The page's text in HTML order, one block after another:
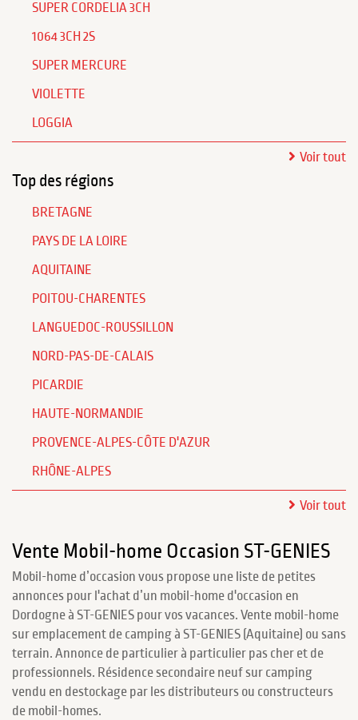
SUPER CORDELIA 3CH
1064 3CH 2S
SUPER MERCURE
VIOLETTE
LOGGIA
Voir tout
Top des régions
BRETAGNE
PAYS DE LA LOIRE
AQUITAINE
POITOU-CHARENTES
LANGUEDOC-ROUSSILLON
NORD-PAS-DE-CALAIS
PICARDIE
HAUTE-NORMANDIE
PROVENCE-ALPES-CÔTE D'AZUR
RHÔNE-ALPES
Voir tout
Vente Mobil-home Occasion ST-GENIES
Mobil-home d’occasion vous propose une liste de petites
annonces pour l'achat d’un mobil-home d'occasion en
Dordogne à ST-GENIES pour vos vacances. Vente mobil-home
sur emplacement de camping à ST-GENIES (Aquitaine) ou sans
terrain. Annonce de particulier à particulier pas cher et de
professionnels. Résidence secondaire neuf sur camping
vendu en destockage par les distributeurs ou constructeurs
de mobil-homes.